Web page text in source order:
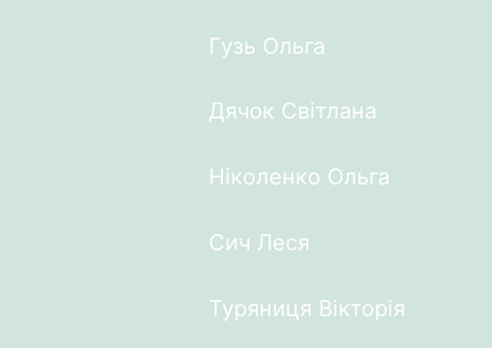
Гузь Ольга
Дячок Світлана
Ніколенко Ольга
Сич Леся
Туряниця Вікторія